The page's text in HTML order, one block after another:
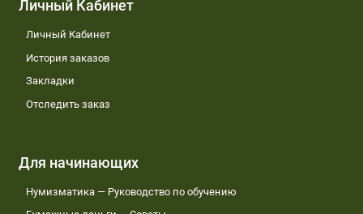
Личный Кабинет
Личный Кабинет
История заказов
Закладки
Отследить заказ
Для начинающих
Нумизматика — Руководство по обучению